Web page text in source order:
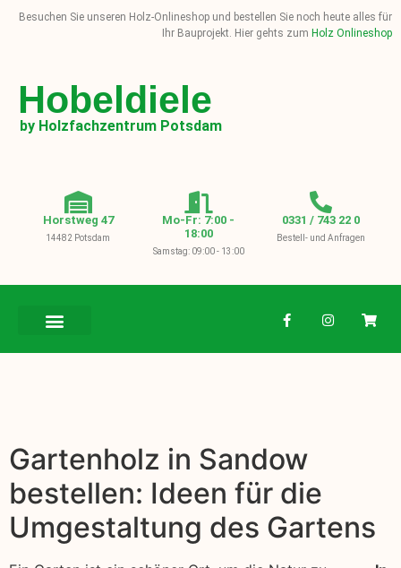
Besuchen Sie unseren Holz-Onlineshop und bestellen Sie noch heute alles für
Ihr Bauprojekt. Hier gehts zum Holz Onlineshop
Hobeldiele
by Holzfachzentrum Potsdam
Horstweg 47
14482 Potsdam
Mo-Fr: 7:00 -
18:00
Samstag: 09:00 - 13:00
0331 / 743 22 0
Bestell- und Anfragen
Gartenholz in Sandow
bestellen: Ideen für die
Umgestaltung des Gartens